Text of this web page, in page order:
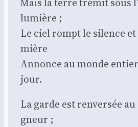
lumière ;
Le ciel rompt le silence
mière
Annonce au monde
jour.
La garde est ren­ver­sée
gneur ;